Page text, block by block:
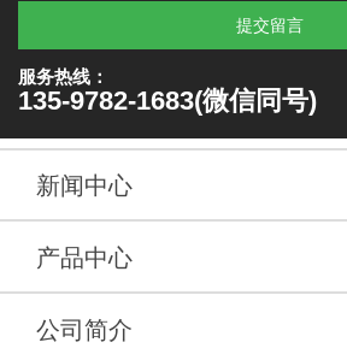
提交留言
服务热线：
135-9782-1683(微信同号)
新闻中心
产品中心
公司简介